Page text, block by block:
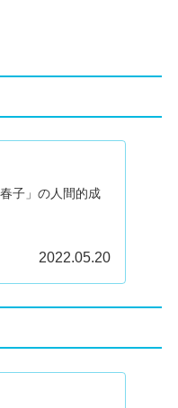
子」の人間的成
2022.05.20